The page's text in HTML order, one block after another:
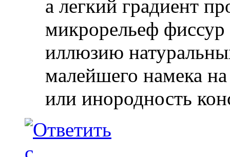
а легкий градиент
микрорельеф
иллюзию
малейшего намека
или инородность